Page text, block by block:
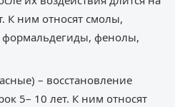
К ним относят смолы,
формальдегиды, фенолы,
– восстановление
5– 10 лет. К ним относят